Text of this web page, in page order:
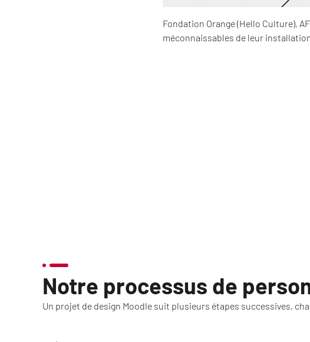
Fondation Orange (Hello Culture),
méconnaissables de leur
Notre processus de
Un projet de design Moodle suit plusieurs étapes successives,